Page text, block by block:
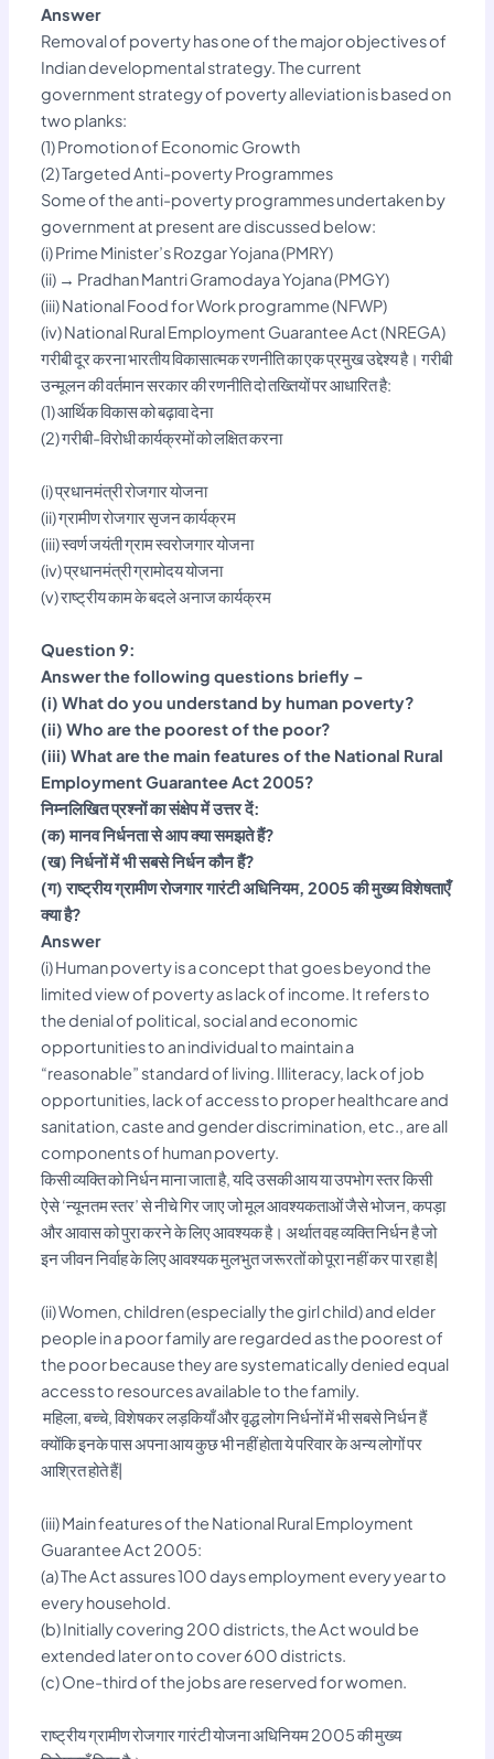
Answer
Removal of poverty has one of the major objectives of
Indian developmental strategy. The current
government strategy of poverty alleviation is based on
two planks:
(1) Promotion of Economic Growth
(2) Targeted Anti-poverty Programmes
Some of the anti-poverty programmes undertaken by
government at present are discussed below:
(i) Prime Minister’s Rozgar Yojana (PMRY)
(ii) → Pradhan Mantri Gramodaya Yojana (PMGY)
(iii) National Food for Work programme (NFWP)
(iv) National Rural Employment Guarantee Act (NREGA)
गरीबी दूर करना भारतीय विकासात्मक रणनीति का एक प्रमुख उद्देश्य है। गरीबी
उन्मूलन की वर्तमान सरकार की रणनीति दो तख्तियों पर आधारित है:
(1) आर्थिक विकास को बढ़ावा देना
(2) गरीबी-विरोधी कार्यक्रमों को लक्षित करना
(i) प्रधानमंत्री रोजगार योजना
(ii) ग्रामीण रोजगार सृजन कार्यक्रम
(iii) स्वर्ण जयंती ग्राम स्वरोजगार योजना
(iv) प्रधानमंत्री ग्रामोदय योजना
(v) राष्ट्रीय काम के बदले अनाज कार्यक्रम
Question 9:
Answer the following questions briefly –
(i) What do you understand by human poverty?
(ii) Who are the poorest of the poor?
(iii) What are the main features of the National Rural
Employment Guarantee Act 2005?
निम्नलिखित प्रश्नों का संक्षेप में उत्तर दें:
(क) मानव निर्धनता से आप क्या समझते हैं?
(ख) निर्धनों में भी सबसे निर्धन कौन हैं?
(ग) राष्ट्रीय ग्रामीण रोजगार गारंटी अधिनियम, 2005 की मुख्य विशेषताएँ
क्या है?
Answer
(i) Human poverty is a concept that goes beyond the
limited view of poverty as lack of income. It refers to
the denial of political, social and economic
opportunities to an individual to maintain a
“reasonable” standard of living. Illiteracy, lack of job
opportunities, lack of access to proper healthcare and
sanitation, caste and gender discrimination, etc., are all
components of human poverty.
किसी व्यक्ति को निर्धन माना जाता है, यदि उसकी आय या उपभोग स्तर किसी
ऐसे ‘न्यूनतम स्तर’ से नीचे गिर जाए जो मूल आवश्यकताओं जैसे भोजन, कपड़ा
और आवास को पुरा करने के लिए आवश्यक है। अर्थात वह व्यक्ति निर्धन है जो
इन जीवन निर्वाह के लिए आवश्यक मुलभुत जरूरतों को पूरा नहीं कर पा रहा है|
(ii) Women, children (especially the girl child) and elder
people in a poor family are regarded as the poorest of
the poor because they are systematically denied equal
access to resources available to the family.
महिला, बच्चे, विशेषकर लड़कियाँ और वृद्ध लोग निर्धनों में भी सबसे निर्धन हैं
क्योंकि इनके पास अपना आय कुछ भी नहीं होता ये परिवार के अन्य लोगों पर
आश्रित होते हैं|
(iii) Main features of the National Rural Employment
Guarantee Act 2005:
(a) The Act assures 100 days employment every year to
every household.
(b) Initially covering 200 districts, the Act would be
extended later on to cover 600 districts.
(c) One-third of the jobs are reserved for women.
राष्ट्रीय ग्रामीण रोजगार गारंटी योजना अधिनियम 2005 की मुख्य